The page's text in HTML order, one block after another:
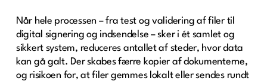
Når hele processen – fra test og validering af filer til
digital signering og indsendelse – sker i ét samlet og
sikkert system, reduceres antallet af steder, hvor data
kan gå galt. Der skabes færre kopier af dokumenterne,
og risikoen for, at filer gemmes lokalt eller sendes rundt